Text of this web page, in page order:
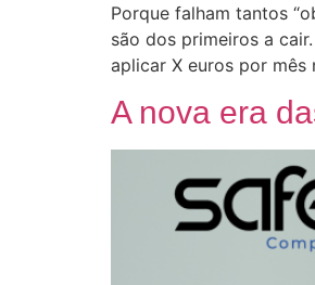
Porque falham tantos
são dos primeiros a
aplicar X euros por mês
A nova era